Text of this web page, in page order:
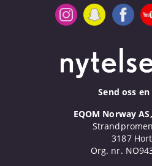
Send oss
EQOM Norway
3187
Org. nr.